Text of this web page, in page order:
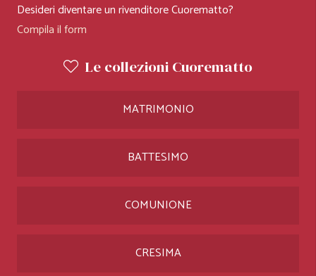
Desideri diventare un rivenditore Cuorematto?
Compila il form
Le collezioni Cuorematto
MATRIMONIO
BATTESIMO
COMUNIONE
CRESIMA